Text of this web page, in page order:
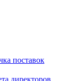
поставок
директоров